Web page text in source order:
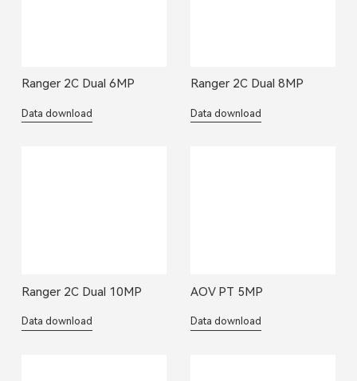
Ranger 2C Dual 6MP
Data download
Ranger 2C Dual 8MP
Data download
Ranger 2C Dual 10MP
Data download
AOV PT 5MP
Data download